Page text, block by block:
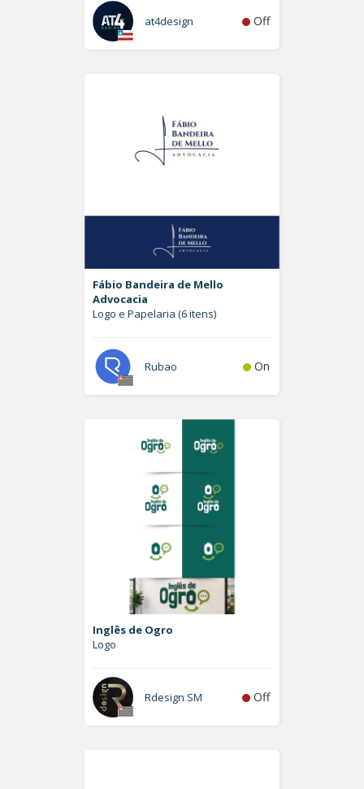
at4design Off
Fábio Bandeira de Mello
Advocacia
Logo e Papelaria (6 itens)
Rubao On
Inglês de Ogro
Logo
Rdesign SM Off